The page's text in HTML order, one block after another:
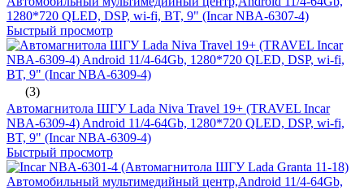
1280*720 QLED, DSP, wi-fi, BT, 9" (Incar NBA-6307-4)
Быстрый просмотр
(3)
Автомагнитола ШГУ Lada Niva Travel 19+ (TRAVEL Incar
NBA-6309-4) Android 11/4-64Gb, 1280*720 QLED, DSP, wi-fi,
BT, 9" (Incar NBA-6309-4)
Быстрый просмотр